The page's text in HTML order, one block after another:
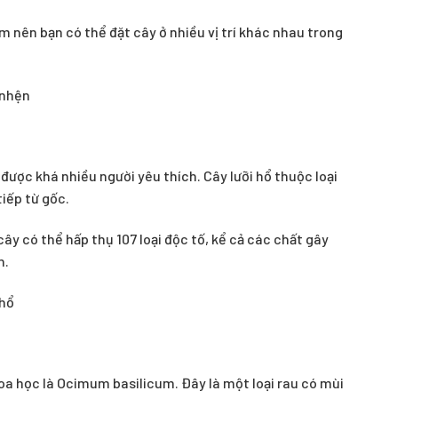
nên bạn có thể đặt cây ở nhiều vị trí khác nhau trong
khá nhiều người yêu thích. Cây lưỡi hổ thuộc loại
từ gốc.
có thể hấp thụ 107 loại độc tố, kể cả các chất gây
học là Ocimum basilicum. Đây là một loại rau có mùi